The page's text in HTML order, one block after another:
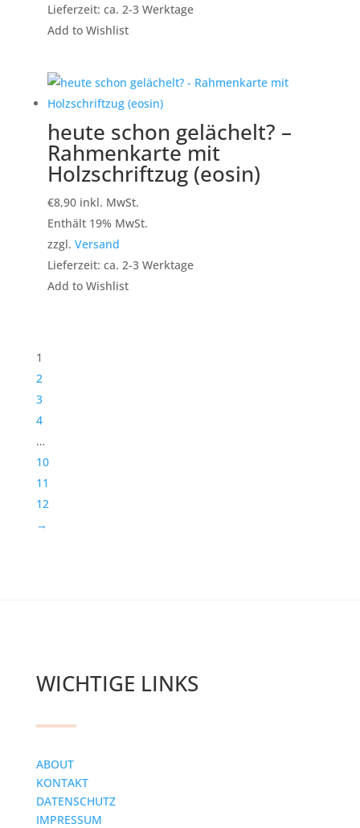
Lieferzeit: ca. 2-3 Werktage
Add to Wishlist
heute schon gelächelt? –
Rahmenkarte mit
Holzschriftzug (eosin)
€8,90 inkl. MwSt.
Enthält 19% MwSt.
zzgl. Versand
Lieferzeit: ca. 2-3 Werktage
Add to Wishlist
1
2
3
4
…
10
11
12
→
WICHTIGE LINKS
ABOUT
KONTAKT
DATENSCHUTZ
IMPRESSUM